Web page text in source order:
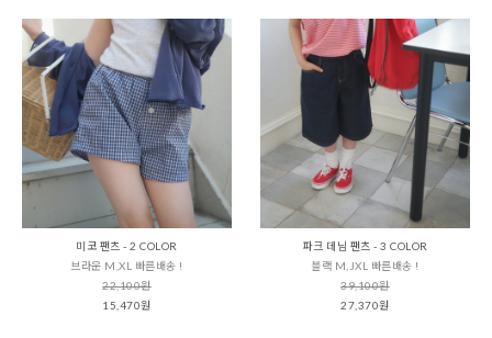
미코 팬츠 - 2 COLOR
브라운 M,XL 빠른배송 !
22,100원
15,470원
파크 데님 팬츠 - 3 COLOR
블랙 M,JXL 빠른배송 !
39,100원
27,370원